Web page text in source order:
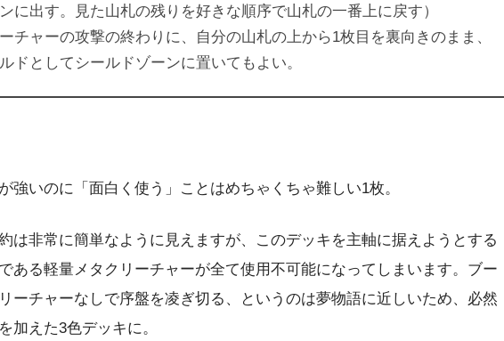
に出す。見た山札の残りを好きな順序で山札の一番上に戻す）
チャーの攻撃の終わりに、自分の山札の上から1枚目を裏向きのまま、
ドとしてシールドゾーンに置いてもよい。
強いのに「面白く使う」ことはめちゃくちゃ難しい1枚。
は非常に簡単なように見えますが、このデッキを主軸に据えようとする
ある軽量メタクリーチャーが全て使用不可能になってしまいます。ブー
ーチャーなしで序盤を凌ぎ切る、というのは夢物語に近しいため、必然
加えた3色デッキに。